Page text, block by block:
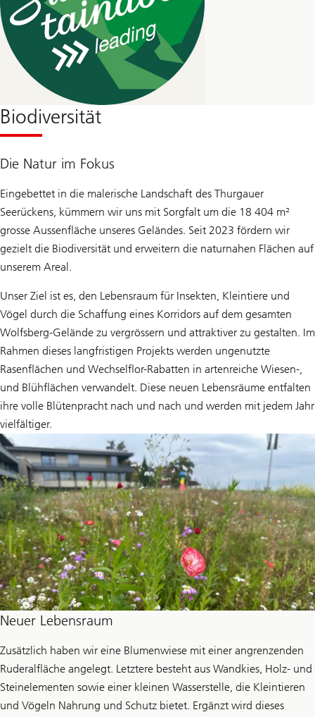
Biodiversität
Die Natur im Fokus
Eingebettet in die malerische Landschaft des Thurgauer
Seerückens, kümmern wir uns mit Sorgfalt um die 18 404 m²
grosse Aussenfläche unseres Geländes. Seit 2023 fördern wir
gezielt die Biodiversität und erweitern die naturnahen Flächen auf
unserem Areal.
Unser Ziel ist es, den Lebensraum für Insekten, Kleintiere und
Vögel durch die Schaffung eines Korridors auf dem gesamten
Wolfsberg-Gelände zu vergrössern und attraktiver zu gestalten. Im
Rahmen dieses langfristigen Projekts werden ungenutzte
Rasenflächen und Wechselflor-Rabatten in artenreiche Wiesen-,
und Blühflächen verwandelt. Diese neuen Lebensräume entfalten
ihre volle Blütenpracht nach und nach und werden mit jedem Jahr
vielfältiger.
Neuer Lebensraum
Zusätzlich haben wir eine Blumenwiese mit einer angrenzenden
Ruderalfläche angelegt. Letztere besteht aus Wandkies, Holz- und
Steinelementen sowie einer kleinen Wasserstelle, die Kleintieren
und Vögeln Nahrung und Schutz bietet. Ergänzt wird dieses